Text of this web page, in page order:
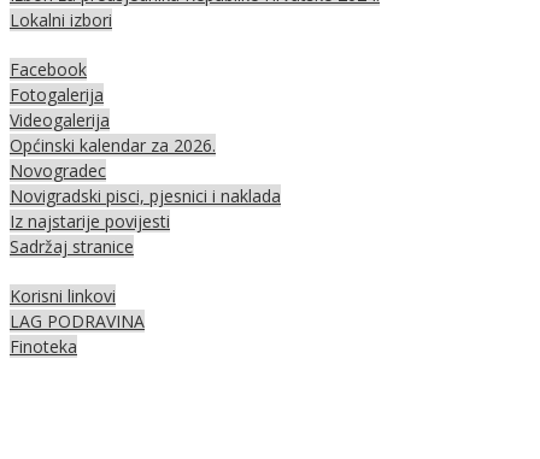
Lokalni izbori
Facebook
Fotogalerija
Videogalerija
Općinski kalendar za 2026.
Novogradec
Novigradski pisci, pjesnici i naklada
Iz najstarije povijesti
Sadržaj stranice
Korisni linkovi
LAG PODRAVINA
Finoteka